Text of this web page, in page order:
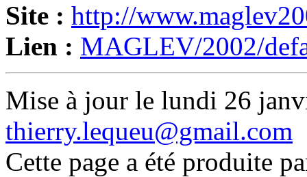
Site : http://
Lien : MAGLEV/2002/
Mise à jour le lundi 26
thierry.lequeu@gmail.com
Cette page a été produite